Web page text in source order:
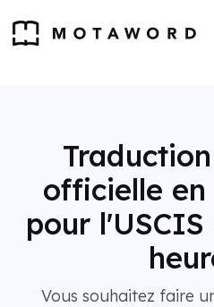
officielle en
pour
Vous souhaitez faire